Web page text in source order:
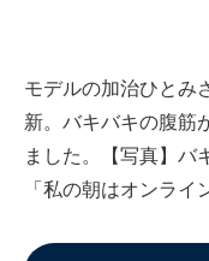
モデルの加治ひとみ
新。バキバキの腹筋
ました。【写真】バ
「私の朝はオンライ